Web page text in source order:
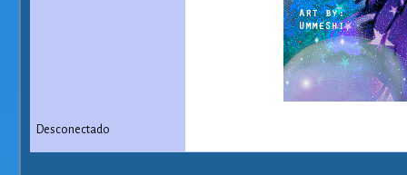
Desconectado